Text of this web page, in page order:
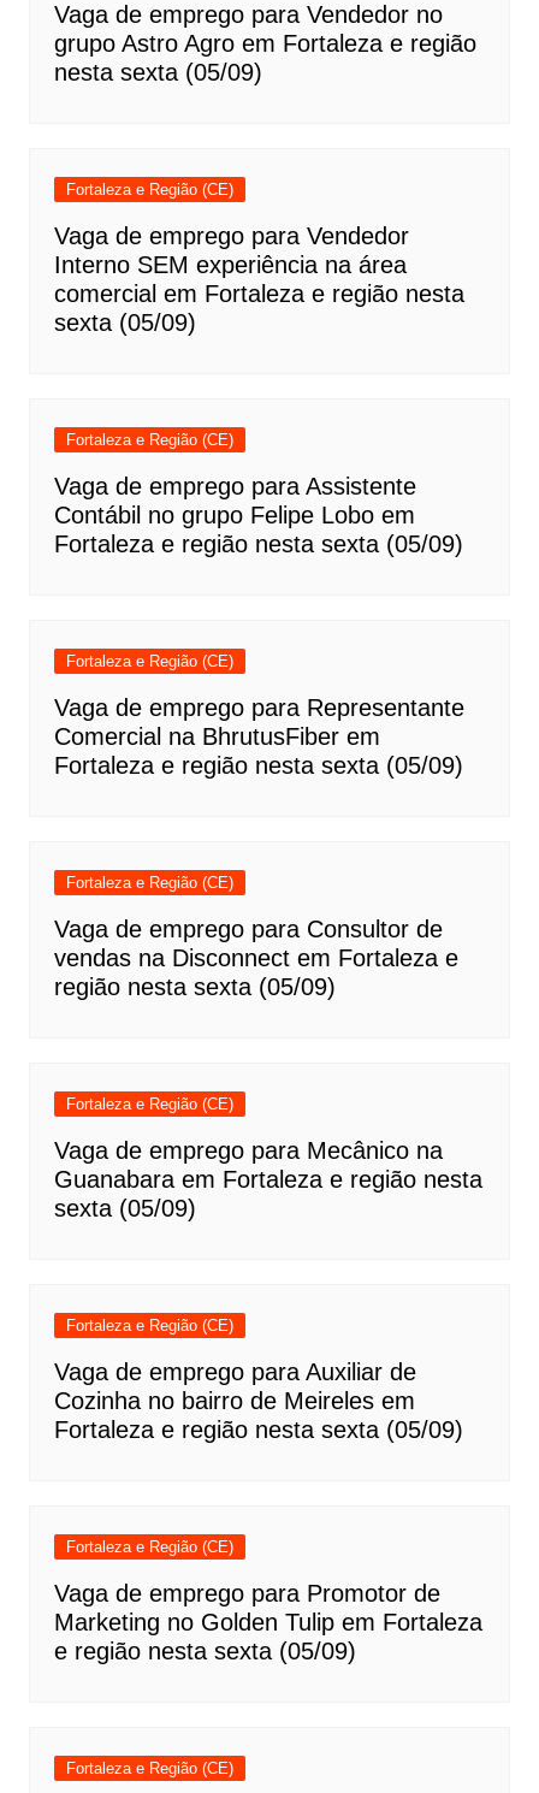
Vaga de emprego para Vendedor no
grupo Astro Agro em Fortaleza e região
nesta sexta (05/09)
Fortaleza e Região (CE)
Vaga de emprego para Vendedor
Interno SEM experiência na área
comercial em Fortaleza e região nesta
sexta (05/09)
Fortaleza e Região (CE)
Vaga de emprego para Assistente
Contábil no grupo Felipe Lobo em
Fortaleza e região nesta sexta (05/09)
Fortaleza e Região (CE)
Vaga de emprego para Representante
Comercial na BhrutusFiber em
Fortaleza e região nesta sexta (05/09)
Fortaleza e Região (CE)
Vaga de emprego para Consultor de
vendas na Disconnect em Fortaleza e
região nesta sexta (05/09)
Fortaleza e Região (CE)
Vaga de emprego para Mecânico na
Guanabara em Fortaleza e região nesta
sexta (05/09)
Fortaleza e Região (CE)
Vaga de emprego para Auxiliar de
Cozinha no bairro de Meireles em
Fortaleza e região nesta sexta (05/09)
Fortaleza e Região (CE)
Vaga de emprego para Promotor de
Marketing no Golden Tulip em Fortaleza
e região nesta sexta (05/09)
Fortaleza e Região (CE)